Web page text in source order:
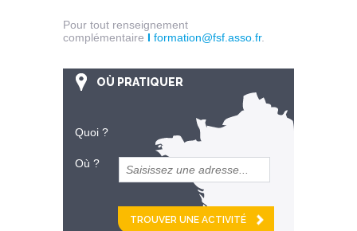
Pour tout renseignement
complémentaire I formation@fsf.asso.fr.
OÙ PRATIQUER
Quoi ?
Où ?
et